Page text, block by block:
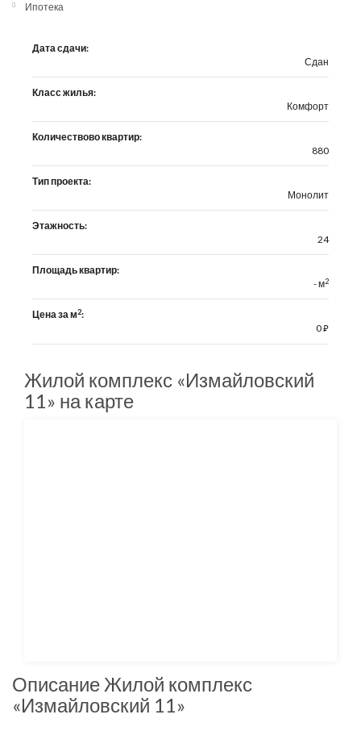
Ипотека
Дата сдачи:
Сдан
Класс жилья:
Комфорт
Количествово квартир:
880
Тип проекта:
Монолит
Этажность:
24
Площадь квартир:
- м2
Цена за м2:
0⃏
Жилой комплекс «Измайловский
11» на карте
Описание Жилой комплекс
«Измайловский 11»